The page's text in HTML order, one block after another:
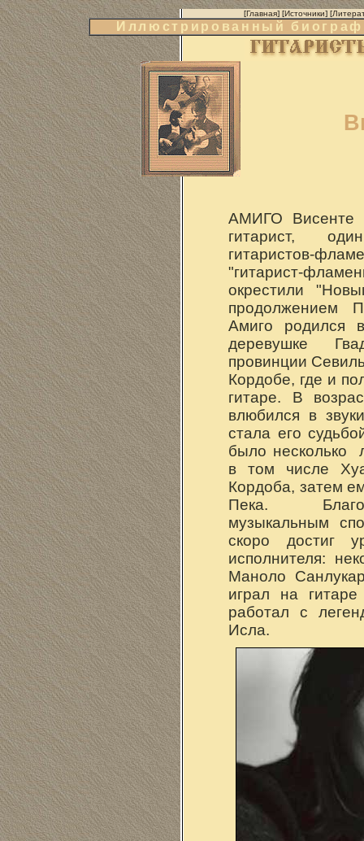
[Главная] [Источники] [
Иллюстрированный
АМИГО Висенте
гитарист,
гитаристов-
"гитарист-
окрестили
продолжением
Амиго родился
деревушке
провинции
Кордобе, где и
гитаре. В
влюбился в
стала его
было несколько
в том числе
Кордоба, затем
Пека.
музыкальным
скоро достиг
исполнителя:
Маноло
играл на
работал с
Исла.